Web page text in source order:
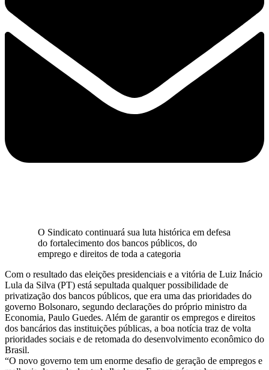
O Sindicato continuará sua luta histórica em defesa
do fortalecimento dos bancos públicos, do
emprego e direitos de toda a categoria
Com o resultado das eleições presidenciais e a vitória de Luiz Inácio
Lula da Silva (PT) está sepultada qualquer possibilidade de
privatização dos bancos públicos, que era uma das prioridades do
governo Bolsonaro, segundo declarações do próprio ministro da
Economia, Paulo Guedes. Além de garantir os empregos e direitos
dos bancários das instituições públicas, a boa notícia traz de volta
prioridades sociais e de retomada do desenvolvimento econômico do
Brasil.
“O novo governo tem um enorme desafio de geração de empregos e